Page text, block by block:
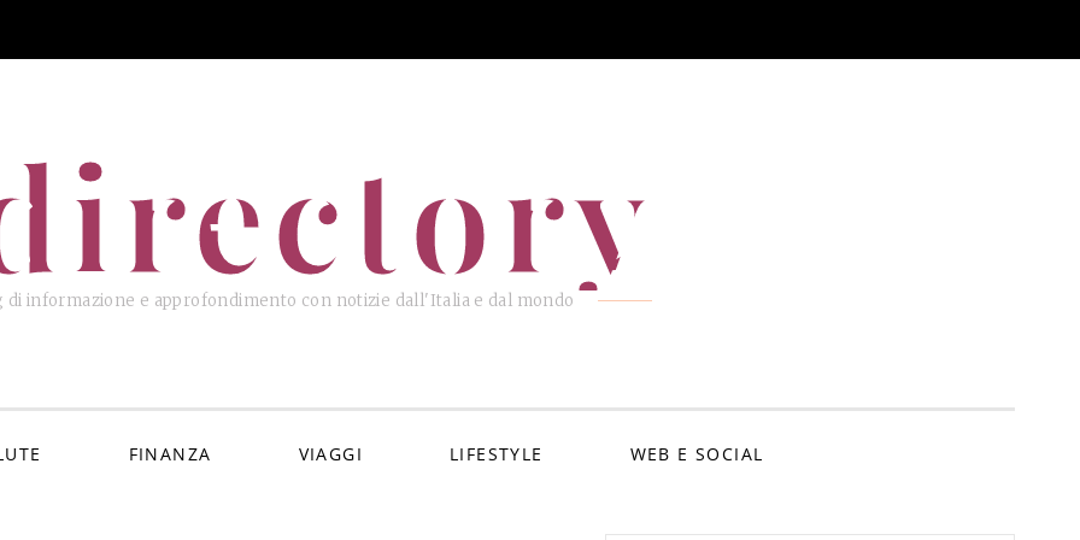
di informazione e approfondimento con notizie dall'Italia e dal mondo
FINANZA VIAGGI LIFESTYLE WEB E SOCIAL